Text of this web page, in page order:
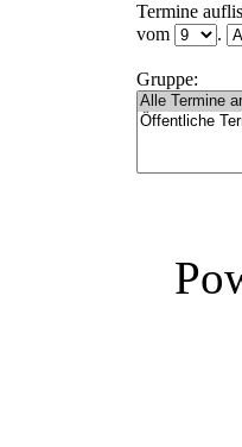
Termine
vom
.
Gruppe: